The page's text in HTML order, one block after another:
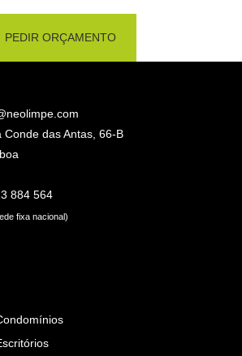
PEDIR ORÇAMENTO
Conde das Antas, 66-B
884 564
fixa nacional)